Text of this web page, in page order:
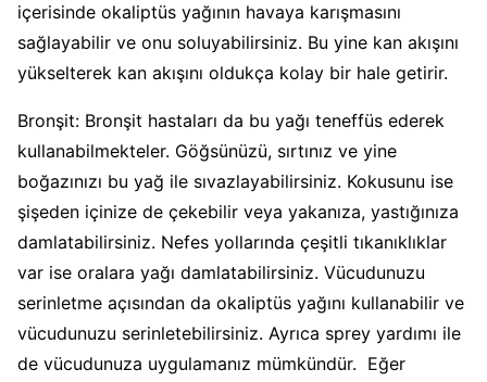
içerisinde okaliptüs yağının havaya karışmasını
sağlayabilir ve onu soluyabilirsiniz. Bu yine kan akışını
yükselterek kan akışını oldukça kolay bir hale getirir.
Bronşit: Bronşit hastaları da bu yağı teneffüs ederek
kullanabilmekteler. Göğsünüzü, sırtınız ve yine
boğazınızı bu yağ ile sıvazlayabilirsiniz. Kokusunu ise
şişeden içinize de çekebilir veya yakanıza, yastığınıza
damlatabilirsiniz. Nefes yollarında çeşitli tıkanıklıklar
var ise oralara yağı damlatabilirsiniz. Vücudunuzu
serinletme açısından da okaliptüs yağını kullanabilir ve
vücudunuzu serinletebilirsiniz. Ayrıca sprey yardımı ile
de vücudunuza uygulamanız mümkündür. Eğer